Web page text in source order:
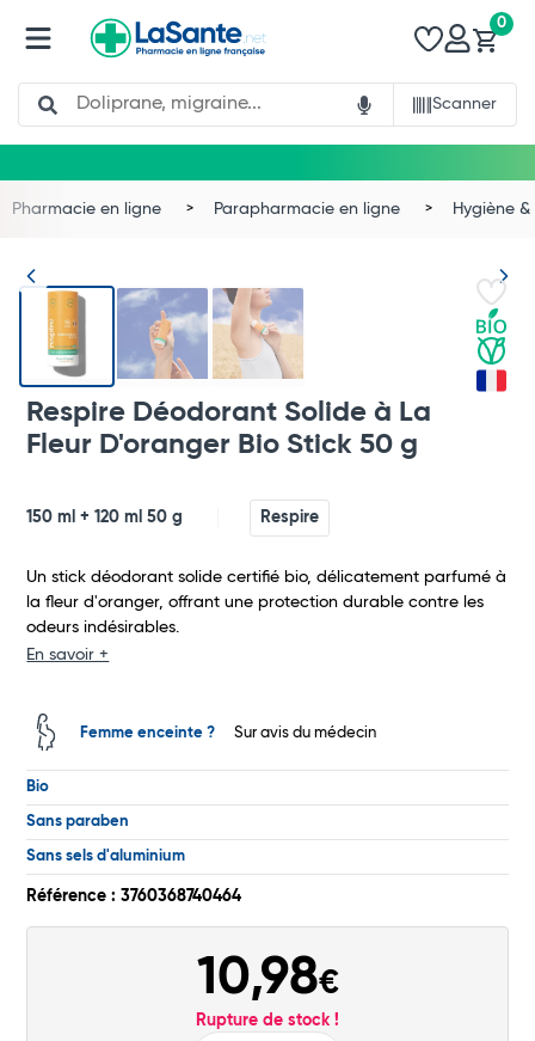
Search
Scanner
0
Total
Commander
Pharmacie en ligne Parapharmacie en ligne Hygiène
Respire Déodorant Solide à La
Fleur D'oranger Bio Stick 50 g
150 ml + 120 ml 50 g Respire
Un stick déodorant solide certifié bio, délicatement parfumé à
la fleur d'oranger, offrant une protection durable contre les
odeurs indésirables.
En savoir +
Femme enceinte ? Sur avis du médecin
Bio
Sans paraben
Sans sels d'aluminium
Référence : 3760368740464
10,98€
Rupture de stock !